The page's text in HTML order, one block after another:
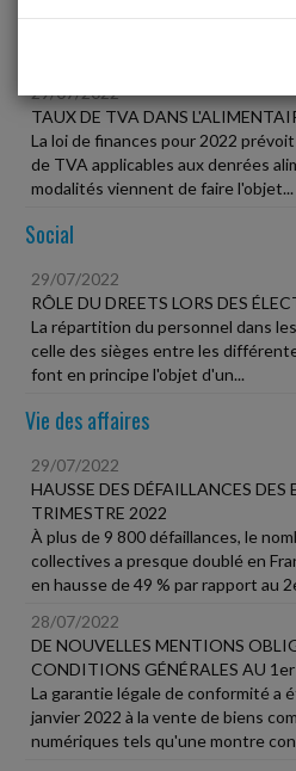
29/07/2022
TAUX DE TVA DANS
La loi de finances pour 2022
de TVA applicables aux denrées
modalités viennent de faire l'objet...
Social
29/07/2022
RÔLE DU DREETS LORS DES
La répartition du personnel dans
celle des sièges entre les
font en principe l'objet d'un...
Vie des affaires
29/07/2022
HAUSSE DES DÉFAILLANCES DES
TRIMESTRE 2022
À plus de 9 800 défaillances, le
collectives a presque doublé en
en hausse de 49 % par rapport au
28/07/2022
DE NOUVELLES MENTIONS
CONDITIONS GÉNÉRALES AU
La garantie légale de conformité a
janvier 2022 à la vente de biens
numériques tels qu'une montre